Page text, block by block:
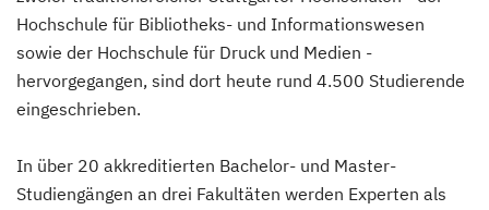
Hochschule für Bibliotheks- und Informationswesen
sowie der Hochschule für Druck und Medien -
hervorgegangen, sind dort heute rund 4.500 Studierende
eingeschrieben.
In über 20 akkreditierten Bachelor- und Master-
Studiengängen an drei Fakultäten werden Experten als